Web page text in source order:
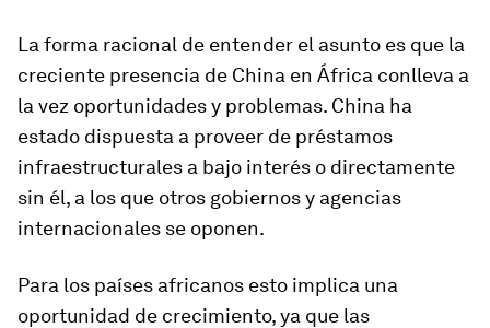
La forma racional de entender el asunto es que la
creciente presencia de China en África conlleva a
la vez oportunidades y problemas. China ha
estado dispuesta a proveer de préstamos
infraestructurales a bajo interés o directamente
sin él, a los que otros gobiernos y agencias
internacionales se oponen.
Para los países africanos esto implica una
oportunidad de crecimiento, ya que las